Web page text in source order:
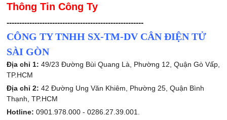
Thông Tin Công Ty
------------------------------------------------------
CÔNG TY TNHH SX-TM-DV CÂN ĐIỆN TỬ
SÀI GÒN
Địa chỉ 1: 49/23 Đường Bùi Quang Là, Phường 12, Quận Gò Vấp,
TP.HCM
Địa chỉ 2:42 Đường Ung Văn Khiêm, Phường 25, Quận Bình
Thạnh, TP.HCM
Hotline: 0901.978.000 -0286.27.39.001.